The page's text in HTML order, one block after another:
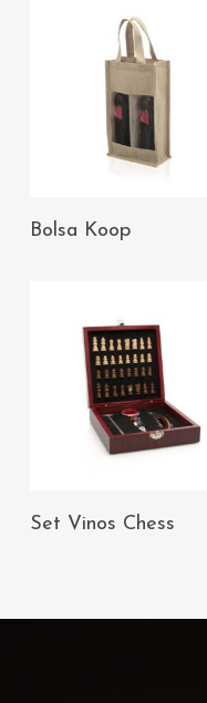
AÑADIR AL
Bolsa Koop
AÑADIR AL
Set Vinos Chess